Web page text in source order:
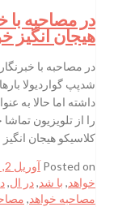
در مصاحبه با
هیجان انگیز
در مصاحبه با
شدپپ گواردیولا
داشته اما حالا به
را از تلویزیون
کلاسیکو هیجان
Posted on آوریل 2, 2016
خواهد, با شد,در ال,
مصاحبه خواهد,